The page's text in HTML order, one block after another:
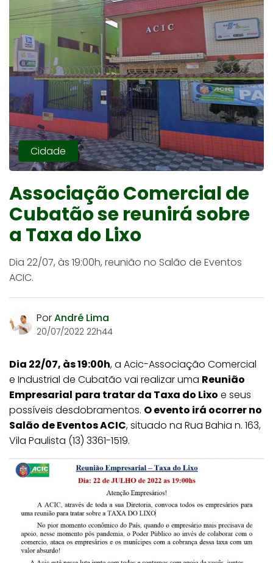
Cidade
Associação Comercial de
Cubatão se reunirá sobre
a Taxa do Lixo
Dia 22/07, às 19:00h, reunião no Salão de Eventos
ACIC.
PorAndré Lima
20/07/2022 22h44
Dia 22/07, às 19:00h, a Acic-Associação Comercial
e Industrial de Cubatão vai realizar uma Reunião
Empresarial para tratar da Taxa do Lixo e seus
possíveis desdobramentos. O evento irá ocorrer no
Salão de Eventos ACIC, situado na Rua Bahia n. 163,
Vila Paulista (13) 3361-1519.